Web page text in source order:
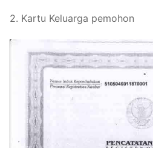
2. Kartu Keluarga pemohon